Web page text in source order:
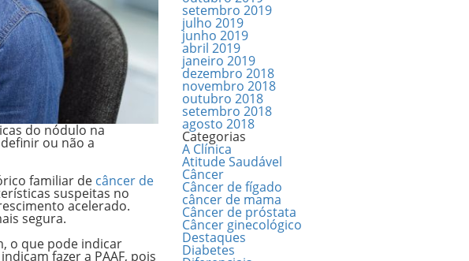
do nódulo na
ou não a
familiar de câncer de
suspeitas no
acelerado.
segura.
, o que pode indicar
fazer a PAAF, pois
setembro 2019
julho 2019
junho 2019
abril 2019
janeiro 2019
dezembro 2018
novembro 2018
outubro 2018
setembro 2018
agosto 2018
Categorias
A Clínica
Atitude Saudável
Câncer
Câncer de fígado
câncer de mama
Câncer de próstata
Câncer ginecológico
Destaques
Diabetes